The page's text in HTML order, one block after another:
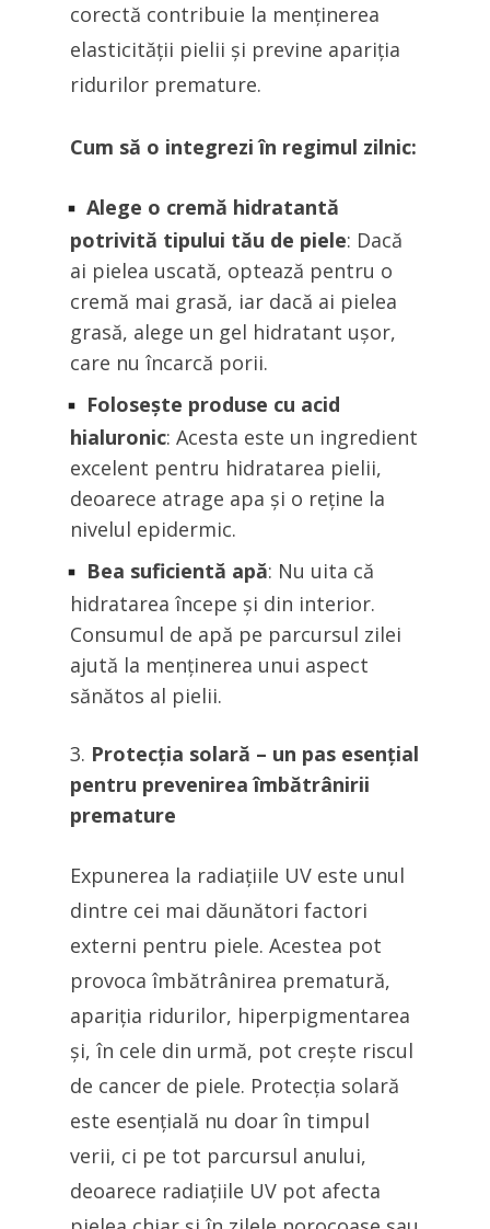
corectă contribuie la menținerea
elasticității pielii și previne apariția
ridurilor premature.
Cum să o integrezi în regimul zilnic:
Alege o cremă hidratantă
potrivită tipului tău de piele: Dacă
ai pielea uscată, optează pentru o
cremă mai grasă, iar dacă ai pielea
grasă, alege un gel hidratant ușor,
care nu încarcă porii.
Folosește produse cu acid
hialuronic: Acesta este un ingredient
excelent pentru hidratarea pielii,
deoarece atrage apa și o reține la
nivelul epidermic.
Bea suficientă apă: Nu uita că
hidratarea începe și din interior.
Consumul de apă pe parcursul zilei
ajută la menținerea unui aspect
sănătos al pielii.
Protecția solară – un pas esențial
pentru prevenirea îmbătrânirii
premature
Expunerea la radiațiile UV este unul
dintre cei mai dăunători factori
externi pentru piele. Acestea pot
provoca îmbătrânirea prematură,
apariția ridurilor, hiperpigmentarea
și, în cele din urmă, pot crește riscul
de cancer de piele. Protecția solară
este esențială nu doar în timpul
verii, ci pe tot parcursul anului,
deoarece radiațiile UV pot afecta